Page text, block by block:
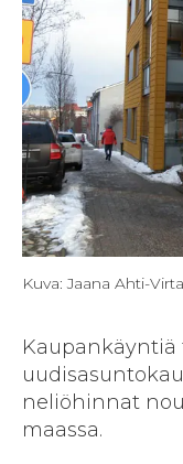
Kuva: Jaana Ahti-
neliöhinnat
maassa.